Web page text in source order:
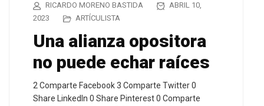
RICARDO MORENO BASTIDA
ABRIL 10,
2023
ARTÍCULISTA
Una alianza opositora
no puede echar raíces
2 Comparte Facebook 3 Comparte Twitter 0
Share LinkedIn 0 Share Pinterest 0 Comparte